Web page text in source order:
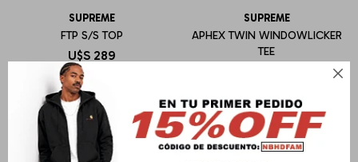

SUPREME
FTP S/S TOP
U$S 289
SUPREME
APHEX TWIN WINDOWLICKER
TEE